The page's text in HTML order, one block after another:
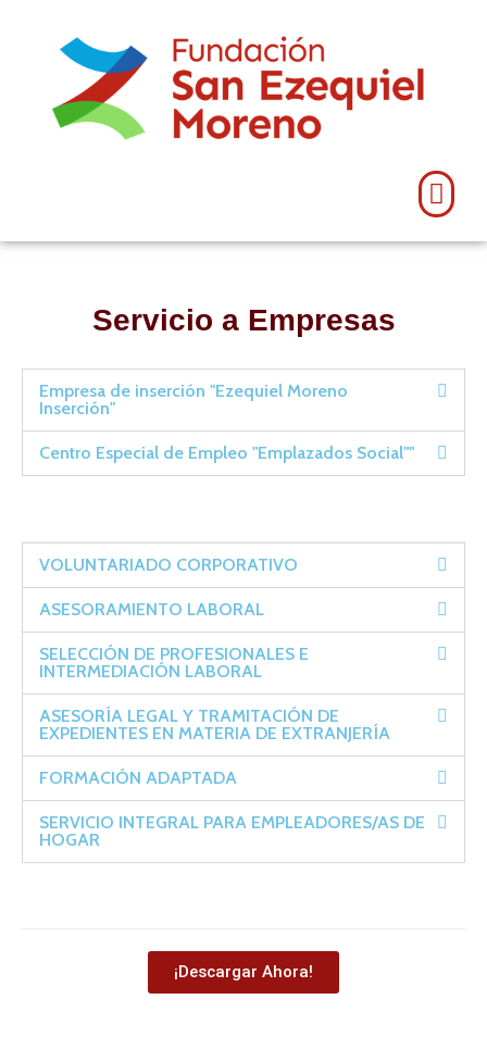
Servicio a Empresas
Empresa de inserción "Ezequiel Moreno
Inserción"
Centro Especial de Empleo "Emplazados Social""
VOLUNTARIADO CORPORATIVO
ASESORAMIENTO LABORAL
SELECCIÓN DE PROFESIONALES E
INTERMEDIACIÓN LABORAL
ASESORÍA LEGAL Y TRAMITACIÓN DE
EXPEDIENTES EN MATERIA DE EXTRANJERÍA
FORMACIÓN ADAPTADA
SERVICIO INTEGRAL PARA EMPLEADORES/AS DE
HOGAR
¡Descargar Ahora!